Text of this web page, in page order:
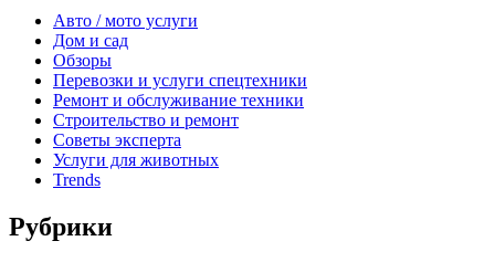
Авто / мото услуги
Дом и сад
Обзоры
Перевозки и услуги спецтехники
Ремонт и обслуживание техники
Строительство и ремонт
Советы эксперта
Услуги для животных
Trends
Рубрики